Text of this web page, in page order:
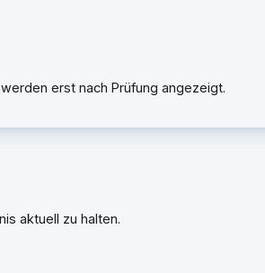
erst nach Prüfung angezeigt.
aktuell zu halten.